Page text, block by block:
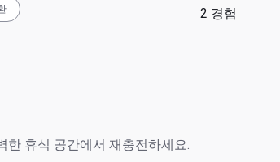
2 경험
한 휴식 공간에서 재충전하세요.